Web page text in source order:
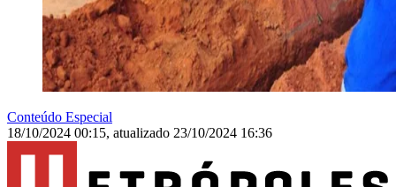
Conteúdo Especial
18/10/2024 00:15, atualizado 23/10/2024 16:36